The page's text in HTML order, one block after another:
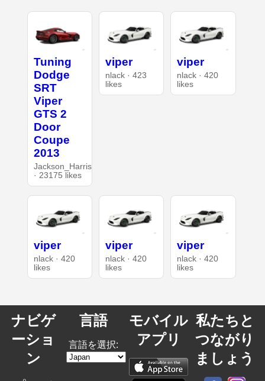
Tuning
Dodge
SRT
Viper
GTS 2
Door
Coupe
2013
Jackson_Harris
· 23175 likes
viper
nlack · 423
likes
viper
nlack · 420
likes
viper
nlack · 420
likes
viper
nlack · 420
likes
viper
nlack · 420
likes
ナビゲ
ーショ
ン
言語
言語を選択:
モバイル
アプリ
私たちと
つながり
ましょう